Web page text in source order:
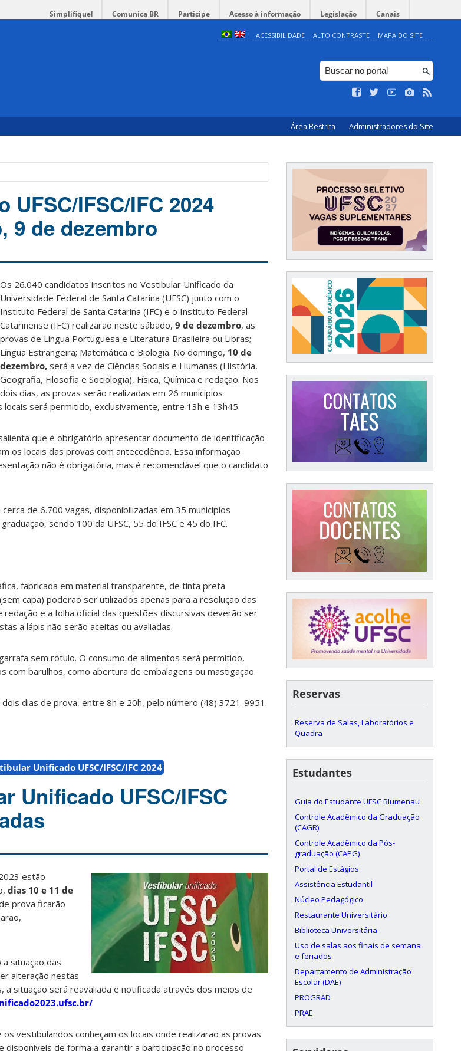
Simplifique! Comunica BR Participe Acesso à informação Legislação Canais
ACESSIBILIDADE ALTO CONTRASTE MAPA DO SITE
Área Restrita Administradores do Site
IFSC/IFC 2024
9 de dezembro
Os 26.040 candidatos inscritos no Vestibular Unificado da
Universidade Federal de Santa Catarina (UFSC) junto com o
Instituto Federal de Santa Catarina (IFC) e o Instituto Federal
Catarinense (IFC) realizarão neste sábado, 9 de dezembro, as
provas de Língua Portuguesa e Literatura Brasileira ou Libras;
Língua Estrangeira; Matemática e Biologia. No domingo, 10 de
dezembro, será a vez de Ciências Sociais e Humanas (História,
Geografia, Filosofia e Sociologia), Física, Química e redação. Nos
dois dias, as provas serão realizadas em 26 municípios
será permitido, exclusivamente, entre 13h e 13h45.
que é obrigatório apresentar documento de identificação
os locais das provas com antecedência. Essa informação
não é obrigatória, mas é recomendável que o candidato
de 6.700 vagas, disponibilizadas em 35 municípios
sendo 100 da UFSC, 55 do IFSC e 45 do IFC.
fabricada em material transparente, de tinta preta
capa) poderão ser utilizados apenas para a resolução das
e a folha oficial das questões discursivas deverão ser
a lápis não serão aceitas ou avaliadas.
sem rótulo. O consumo de alimentos será permitido,
com barulhos, como abertura de embalagens ou mastigação.
dias de prova, entre 8h e 20h, pelo número (48) 3721-9951.
Unificado UFSC/IFSC/IFC 2024
Unificado UFSC/IFSC
estão
dias 10 e 11 de
prova ficarão
situação das
alteração nestas
a situação será reavaliada e notificada através dos meios de
vestibulandos conheçam os locais onde realizarão as provas
de forma a garantir a participação no processo
Reservas
Reserva de Salas, Laboratórios e
Quadra
Estudantes
Guia do Estudante UFSC Blumenau
Controle Acadêmico da Graduação
(CAGR)
Controle Acadêmico da Pós-
graduação (CAPG)
Portal de Estágios
Assistência Estudantil
Núcleo Pedagógico
Restaurante Universitário
Biblioteca Universitária
Uso de salas aos finais de semana
e feriados
Departamento de Administração
Escolar (DAE)
PROGRAD
PRAE